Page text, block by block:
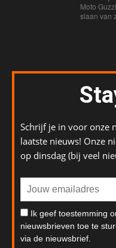
Moto
slaan van
Schrijf je in voor onze
laatste nieuws! Onze
op dinsdag (bij veel
Ik geef toestemming
nieuwsbrieven toe te
via de nieuwsbrief.